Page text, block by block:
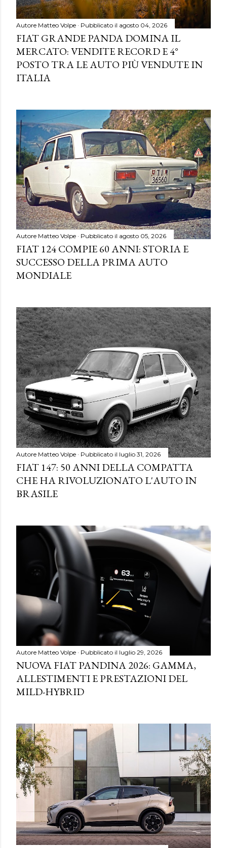
Autore Matteo Volpe Pubblicato il agosto 04, 2026
FIAT GRANDE PANDA DOMINA IL
MERCATO: VENDITE RECORD E 4°
POSTO TRA LE AUTO PIÙ VENDUTE IN
ITALIA
Autore Matteo Volpe Pubblicato il agosto 05, 2026
FIAT 124 COMPIE 60 ANNI: STORIA E
SUCCESSO DELLA PRIMA AUTO
MONDIALE
Autore Matteo Volpe Pubblicato il luglio 31, 2026
FIAT 147: 50 ANNI DELLA COMPATTA
CHE HA RIVOLUZIONATO L'AUTO IN
BRASILE
Autore Matteo Volpe Pubblicato il luglio 29, 2026
NUOVA FIAT PANDINA 2026: GAMMA,
ALLESTIMENTI E PRESTAZIONI DEL
MILD-HYBRID